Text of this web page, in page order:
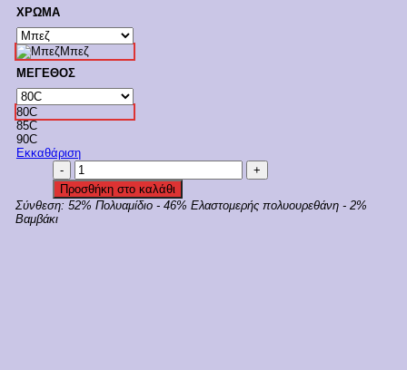
ΧΡΩΜΑ
Μπεζ
ΜΕΓΕΘΟΣ
80C
85C
90C
Εκκαθάριση
Triumph
Γυναικείο
Κορμάκι
Λαστέξ
Προσθήκη στο καλάθι
Σύνθεση: 52% Πολυαμίδιο - 46% Ελαστομερής πολυουρεθάνη - 2%
Βαμβάκι